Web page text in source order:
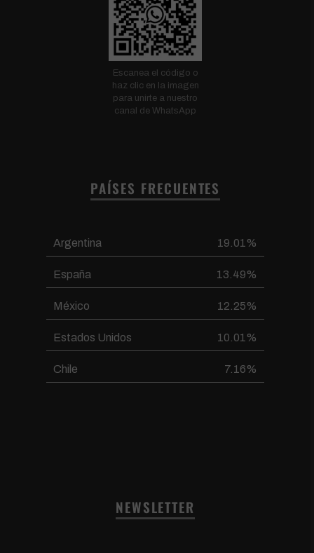
Escanea el código o
haz clic en la imagen
para unirte a nuestro
canal de WhatsApp
PAÍSES FRECUENTES
Argentina 19.01%
España 13.49%
México 12.25%
Estados Unidos 10.01%
Chile 7.16%
NEWSLETTER